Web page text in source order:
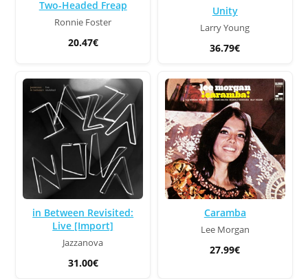
Two-Headed Freap
Ronnie Foster
20.47€
Unity
Larry Young
36.79€
in Between Revisited:
Live [Import]
Jazzanova
31.00€
Caramba
Lee Morgan
27.99€